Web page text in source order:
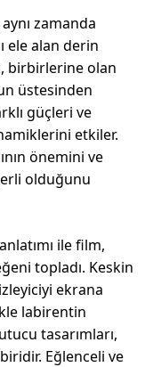
zamanda
ele alan derin
birbirlerine olan
üstesinden
güçleri ve
etkiler.
önemini ve
olduğunu
ile film,
topladı. Keskin
ekrana
labirentin
tasarımları,
Eğlenceli ve